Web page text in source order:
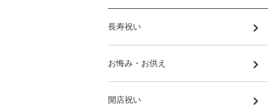
長寿祝い
お悔み・お供え
開店祝い